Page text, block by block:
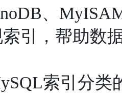
、
引，帮助数
索引分